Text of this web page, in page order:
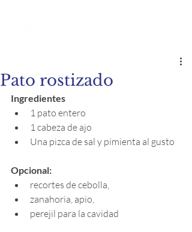
Pato rostizado
Ingredientes
1 pato entero
1 cabeza de ajo
Una pizca de sal y pimienta al gusto
Opcional:
recortes de cebolla,
zanahoria, apio,
perejil para la cavidad